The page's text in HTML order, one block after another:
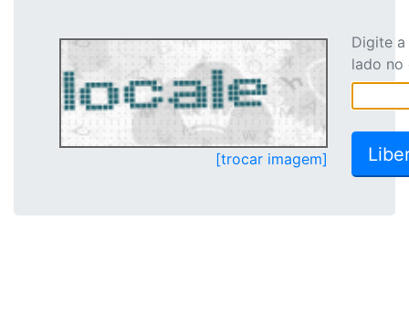
[trocar imagem]
Digite
lado no